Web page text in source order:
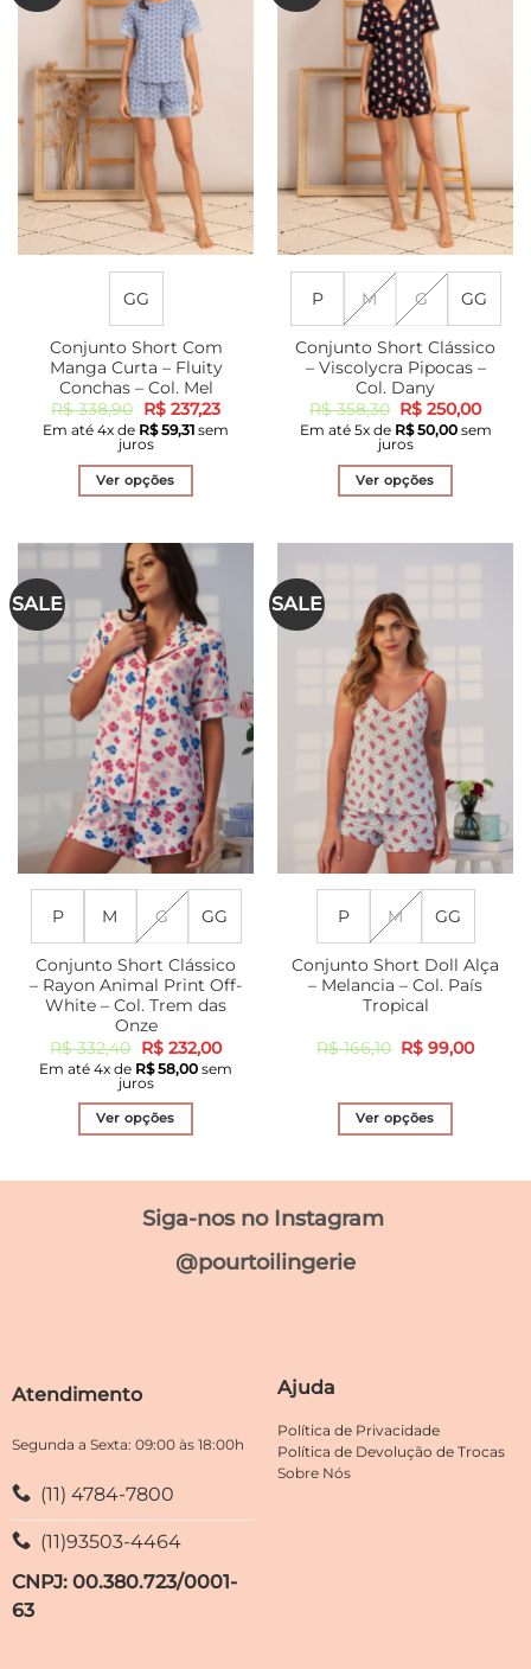
As
opções
podem
ser
escolhidas
na
página
do
produto
As
opções
podem
ser
escolhidas
na
página
do
produto
GG
Conjunto Short Com
Manga Curta – Fluity
Conchas – Col. Mel
R$338,90 O
preço
original
era:
R$ 338,90.
R$237,23O
preço
atual
Em até 4x de R$59,31 sem
juros
Ver opções
tem
várias
variantes.
As
opções
podem
ser
escolhidas
na
página
do
produto
P M G GG
Conjunto Short Clássico
– Viscolycra Pipocas –
Col. Dany
R$358,30 O
preço
original
era:
R$ 358,30.
R$ 250,00O
preço
atual
Em até 5x de R$50,00sem
juros
Ver opções
variantes.
As
opções
podem
ser
escolhidas
na
página
do
produto
SALE
P M G GG
Conjunto Short Clássico
– Rayon Animal Print Off-
White – Col. Trem das
Onze
R$332,40 O
preço
original
era:
R$ 332,40.
R$232,00O
preço
atual
Em até 4x de R$58,00 sem
juros
Ver opções
várias
na
do
SALE
P M GG
Conjunto Short Doll Alça
– Melancia – Col. País
Tropical
R$166,10 O
preço
R$ 166,10.
R$ 99,00O
Ver opções
do
Siga-nos no Instagram
@pourtoilingerie
Atendimento
Segunda a Sexta: 09:00 às 18:00h
(11) 4784-7800
(11)93503-4464
CNPJ: 00.380.723/0001-
63
Ajuda
Política de Privacidade
Política de Devolução de Trocas
Sobre Nós